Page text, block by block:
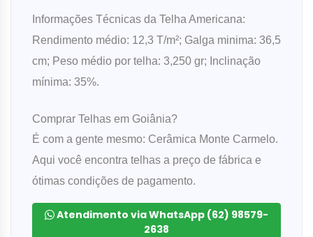
Informações Técnicas da Telha Americana:
Rendimento médio: 12,3 T/m²; Galga minima: 36,5
cm; Peso médio por telha: 3,250 gr; Inclinação
mínima: 35%.
Comprar Telhas em Goiânia?
É com a gente mesmo: Cerâmica Monte Carmelo.
Aqui você encontra telhas a preço de fábrica e
ótimas condições de pagamento.
Atendimento via WhatsApp (62) 98579-
2638